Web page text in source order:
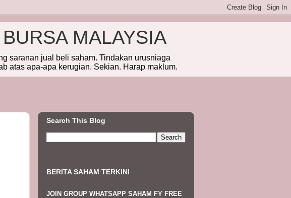
MALAYSIA
saranan jual beli saham. Tindakan urusniaga
atas apa-apa kerugian. Sekian. Harap maklum.
Search This Blog
BERITA SAHAM TERKINI
JOIN GROUP WHATSAPP SAHAM FY FREE